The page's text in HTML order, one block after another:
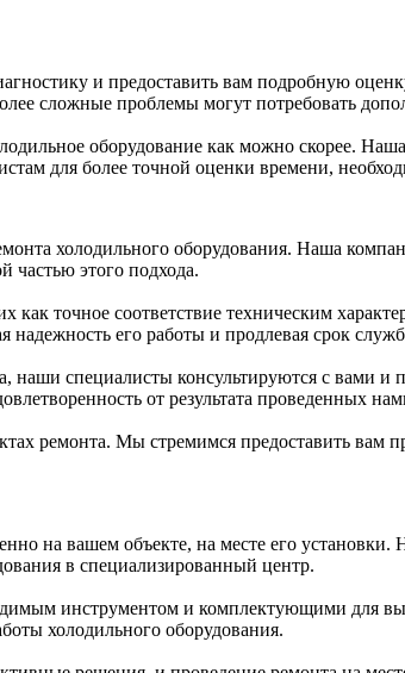
и предоставить вам подробную
сложные проблемы могут потребовать
оборудование как можно скорее. Наша
для более точной оценки времени,
холодильного оборудования. Наша
частью этого подхода.
точное соответствие техническим
его работы и продлевая срок
наши специалисты консультируются с вами
от результата проведенных
ремонта. Мы стремимся предоставить вам
на вашем объекте, на месте его
в специализированный центр.
инструментом и комплектующими для
холодильного оборудования.